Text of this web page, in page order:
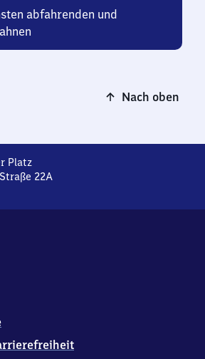
abfahrenden und
Nach oben
PlatzBerlin
Heidelberger
22A